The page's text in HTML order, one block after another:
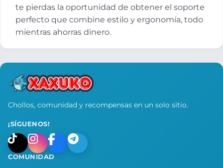
te pierdas la oportunidad de obtener el soporte
perfecto que combine estilo y ergonomía, todo
mientras ahorras dinero.
Chollos, comunidad y recompensas en un solo sitio.
¡SÍGUENOS!
COMUNIDAD